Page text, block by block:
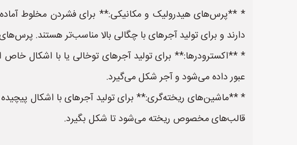
* **پرس‌های هیدرولیک و مکانیکی:** برای فشردن مخلوط
دارند و برای تولید آجرهای با چگالی بالا مناسب‌تر هستند.
* **اکسترودرها:** برای تولید آجرهای توخالی یا با اشکال
عبور داده می‌شود و آجر شکل می‌گیرد.
* **ماشین‌های ریخته‌گری:** برای تولید آجرهای با اشکال
قالب‌های مخصوص ریخته می‌شود تا شکل بگیرد.